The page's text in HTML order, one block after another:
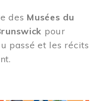
des Musées du
pour
passé et les récits